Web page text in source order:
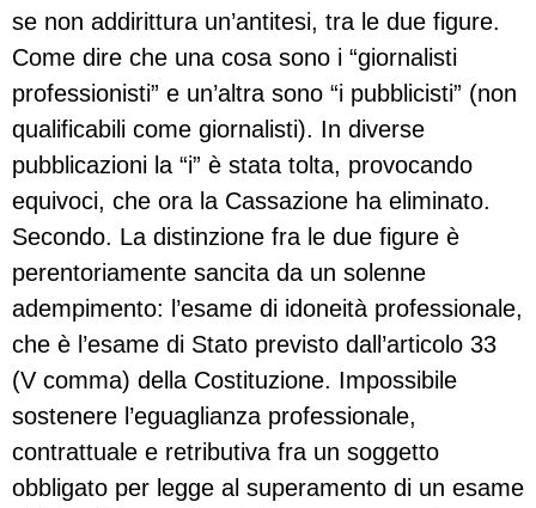
se non addirittura un’antitesi, tra le due figure.
Come dire che una cosa sono i “giornalisti
professionisti” e un’altra sono “i pubblicisti” (non
qualificabili come giornalisti). In diverse
pubblicazioni la “i” è stata tolta, provocando
equivoci, che ora la Cassazione ha eliminato.
Secondo. La distinzione fra le due figure è
perentoriamente sancita da un solenne
adempimento: l’esame di idoneità professionale,
che è l’esame di Stato previsto dall’articolo 33
(V comma) della Costituzione. Impossibile
sostenere l’eguaglianza professionale,
contrattuale e retributiva fra un soggetto
obbligato per legge al superamento di un esame